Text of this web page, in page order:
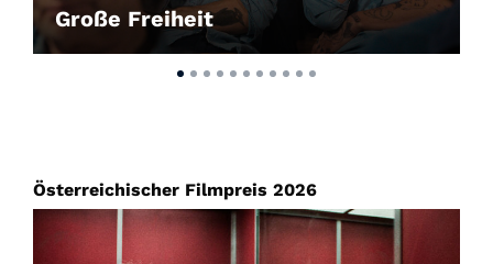
Große Freiheit
Österreichischer Filmpreis 2026